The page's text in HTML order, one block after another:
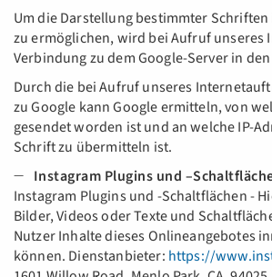
Um die Darstellung bestimmter
zu ermöglichen, wird bei Aufruf
Verbindung zu dem Google-Server in
Durch die bei Aufruf unseres
zu Google kann Google ermitteln, von
gesendet worden ist und an welche IP-
Schrift zu übermitteln ist.
Instagram Plugins und
Instagram Plugins und -Schaltflächen -
Bilder, Videos oder Texte und
Nutzer Inhalte dieses Onlineangebotes
können. Dienstanbieter: https://